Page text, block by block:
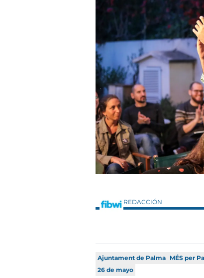
REDACCIÓN
Ajuntament de Palma MÉS per
26 de mayo